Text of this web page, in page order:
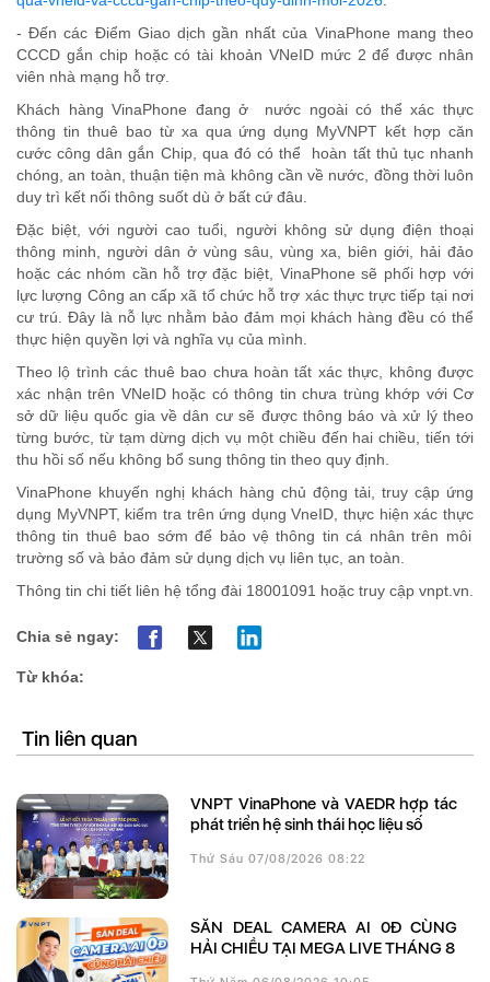
- Đến các Điểm Giao dịch gần nhất của VinaPhone mang theo
CCCD gắn chip hoặc có tài khoản VNeID mức 2 để được nhân
viên nhà mạng hỗ trợ.
Khách hàng VinaPhone đang ở
nước ngoàicó thểxác thực
thông tin thuê bao từ xa qua ứng dụng MyVNPT kết hợp căn
cước công dân gắn Chip, qua đó có thể
hoàn tất thủ tục nhanh
chóng, an toàn, thuận tiện mà không cần về nước, đồng thời luôn
duy trì kết nối thông suốt dù ở bất cứ đâu.
Đặc biệt, với người cao tuổi, người không sử dụng điện thoại
thông minh, người dân ở vùng sâu, vùng xa, biên giới, hải đảo
hoặc các nhóm cần hỗ trợ đặc biệt, VinaPhone sẽ phối hợp với
lực lượng Công an cấp xã tổ chức hỗ trợ xác thực trực tiếp tại nơi
cư trú. Đây là nỗ lực nhằm bảo đảm mọi khách hàng đều có thể
thực hiện quyền lợi và nghĩa vụ của mình.
Theo lộ trình các thuê bao chưa hoàn tất xác thực, không được
xác nhận trên VNeID hoặc có thông tin chưa trùng khớp với Cơ
sở dữ liệu quốc gia về dân cư sẽ được thông báo và xử lý theo
từng bước, từ tạm dừng dịch vụ một chiều đến hai chiều, tiến tới
thu hồi số nếu không bổ sung thông tin theo quy định.
VinaPhone khuyến nghị khách hàng chủ động tải, truy cập ứng
dụng MyVNPT, kiểm tra trên ứng dụng VneID , thực hiệnxác thực
thông tin thuê bao sớm để bảovệ thông tin cá nhân trên môi
trường số và bảo đảm sử dụng dịch vụ liên tục, an toàn
Thông tin chi tiết liên hệ tổng đài 18001091 hoặc truy cập vnpt .vn
Chia sẻ ngay:
Từ khóa:
Tin liên quan
VNPT VinaPhone và VAEDR hợp tác
phát triển hệ sinh thái học liệu số
Thứ Sáu 07/08/2026 08:22
SĂN DEAL CAMERA AI 0Đ CÙNG
HẢI CHIỀU TẠI MEGA LIVE THÁNG 8